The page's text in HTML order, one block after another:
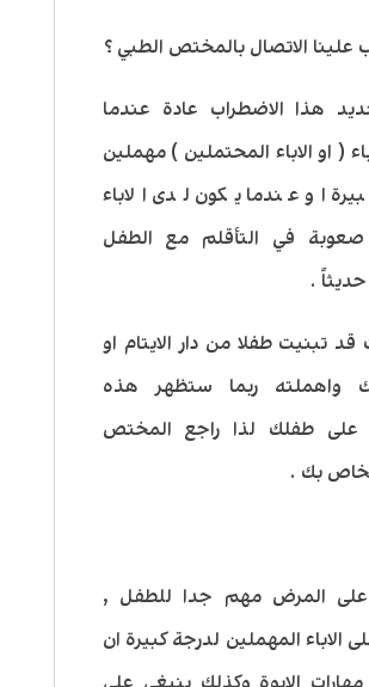
الاتصال بالمختص الطبي ؟
هذا الاضطراب عادة عندما
( او الاباء المحتملين ) مهملين
او عندما يكون لدى الاباء
صعوبة في التأقلم مع الطفل
.
قد تبنيت طفلا من دار الايتام او
واهملته ربما ستظهر هذه
على طفلك لذا راجع المختص
بك .
على المرض مهم جدا للطفل ,
الاباء المهملين لدرجة كبيرة ان